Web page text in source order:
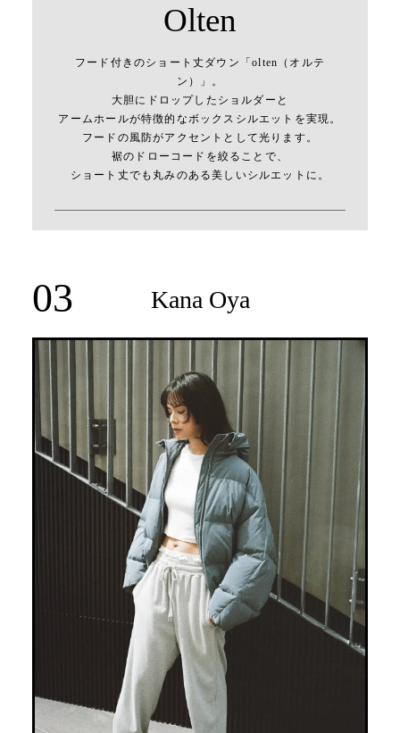
Olten
フード付きのショート丈ダウン「olten（オルテ
ン）」。
大胆にドロップしたショルダーと
アームホールが特徴的なボックスシルエットを実現。
フードの風防がアクセントとして光ります。
裾のドローコードを絞ることで、
ショート丈でも丸みのある美しいシルエットに。
03 Kana Oya